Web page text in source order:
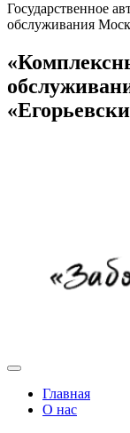
Государственное
обслуживания
Главная
О нас